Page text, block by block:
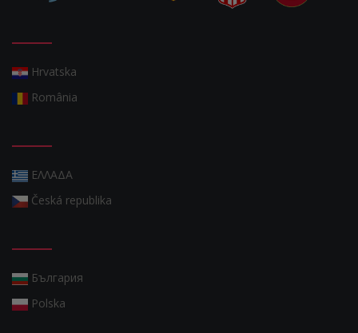
Hrvatska
România
ΕΛΛΑΔΑ
Česká republika
България
Polska